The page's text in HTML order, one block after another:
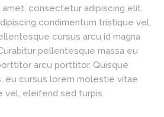
consectetur adipiscing elit.
condimentum tristique vel,
cursus arcu id magna
pellentesque massa eu
arcu porttitor. Quisque
eu cursus lorem molestie vitae
vel, eleifend sed turpis.